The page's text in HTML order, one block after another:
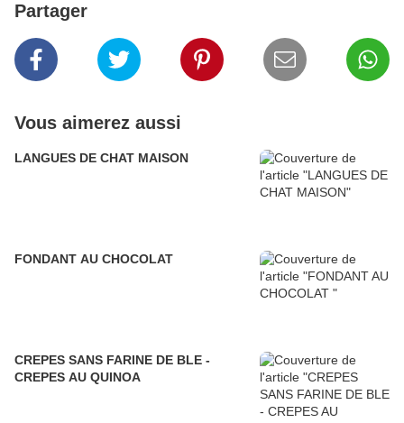
Partager
Vous aimerez aussi
LANGUES DE CHAT MAISON
FONDANT AU CHOCOLAT
CREPES SANS FARINE DE BLE -
CREPES AU QUINOA